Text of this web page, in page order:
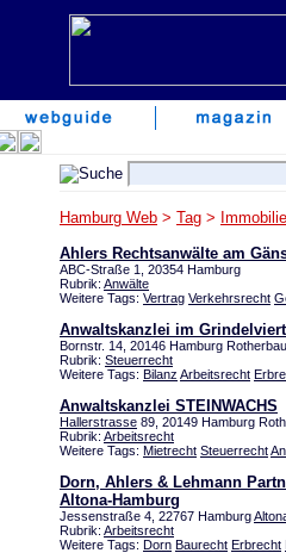
Hamburg Web > Tag >
Ahlers Rechtsanwälte am
ABC-Straße 1, 20354 Hamburg
Rubrik: Anwälte
Weitere Tags: Vertrag Verkehrsrecht
Anwaltskanzlei im
Bornstr. 14, 20146 Hamburg
Rubrik: Steuerrecht
Weitere Tags: Bilanz Arbeitsrecht
Anwaltskanzlei STEINWACHS
Hallerstrasse 89, 20149 Hamburg
Rubrik: Arbeitsrecht
Weitere Tags: Mietrecht Steuerrecht
Dorn, Ahlers & Lehmann
Altona-Hamburg
Jessenstraße 4, 22767 Hamburg
Rubrik: Arbeitsrecht
Weitere Tags: Dorn Baurecht Erbrecht